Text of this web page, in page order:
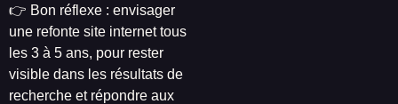
👉 Bon réflexe : envisager
une refonte site internet tous
les 3 à 5 ans, pour rester
visible dans les résultats de
recherche et répondre aux